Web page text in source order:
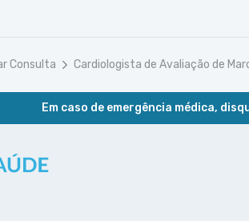
Consulta Cardiologista de Avaliação de
Em caso de emergência médica,
Facebook
no Pinterest